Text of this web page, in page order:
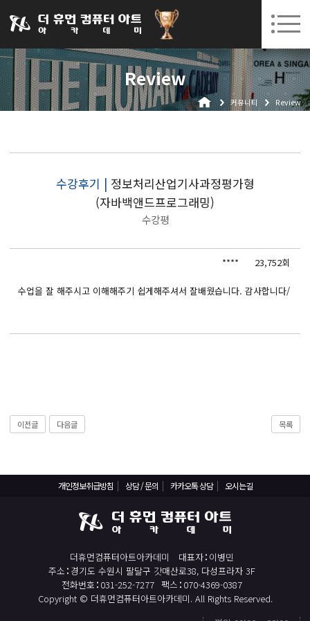
031-252-7277 수원캠퍼스 개강 08. 12.(수)
로그인 회원가입 고객센터
Review
커뮤니티 Review
수강후기 | 정보처리산업기사과정평가형
(자바백앤드프로그래밍)
수강평
**** 23,752회
수업을 잘 해주시고 이해해주기 쉽게해주셔서 잘배웠습니다. 감사합니다/
이전글 다음글 목록
개인정보취급방침 상담 / 문의 카카오톡 상담 오시는길
더휴먼컴퓨터아트아카데미 대표자 이병민
주소 경기도 수원시 팔달구 갓매산로38, 다성프라자 3F
전화번호 031-252-7277 팩스 070-4369-0387
Copyright © 더휴먼컴퓨터아트아카데미. All Rights Reserved.
아카데미소개
인사말
오시는길
BIM 건축설계 및 실내건축설계(캐드(CAD),맥스(MAX),레빗(REVIT))실무자 양성과정
반응형/웹퍼블리셔/프론트엔드 웹개발자(웹디자인)
전산세무회계 자격취득과정[전산회계1급/전산세무2급/FAT1급/TAT2급]
직업상담사 2급 (필기+실기) 자격증 취득과정
일러스트 자격증 취득과정(GTQi 1급)
전산회계 1급 / FAT 1급 자격증 취득과정
전산세무 2급 / TAT 2급 자격증 취득과정